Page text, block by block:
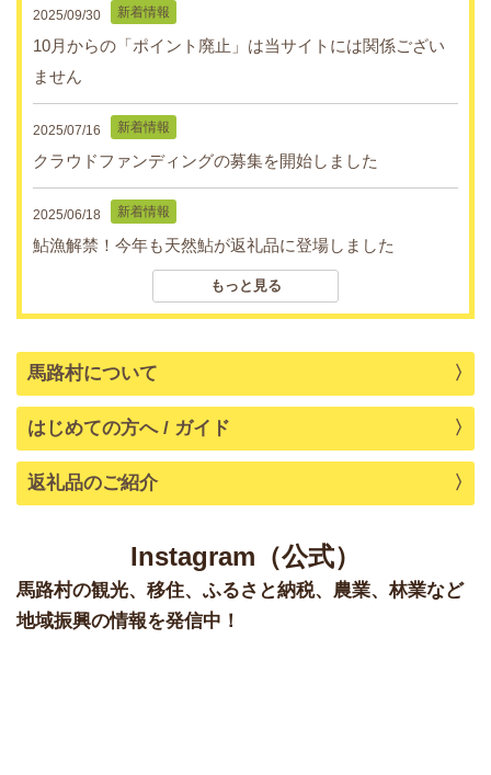
2025/09/30 新着情報
10月からの「ポイント廃止」は当サイトには関係ござい
ません
2025/07/16 新着情報
クラウドファンディングの募集を開始しました
2025/06/18 新着情報
鮎漁解禁！今年も天然鮎が返礼品に登場しました
た！
その他
新着情報
新着情報
馬路村の返礼品がサイトで紹介されました！
お知らせ
もっと見る
馬路村について
はじめての方へ / ガイド
返礼品のご紹介
Instagram（公式）
馬路村の観光、移住、ふるさと納税、農業、林業など
地域振興の情報を発信中！